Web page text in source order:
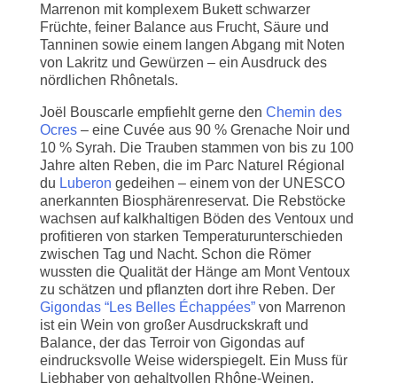
Marrenon mit komplexem Bukettschwarzer
Früchte, feiner Balance aus Frucht, Säure und
Tanninen sowie einem langen Abgang mit Noten
von Lakritz und Gewürzen – ein Ausdruck des
nördlichen Rhônetals.
Joël Bouscarle empfiehlt gerne den Chemin des
Ocres– eine Cuvée aus 90 % Grenache Noir und
10 % Syrah. Die Trauben stammen von bis zu 100
Jahre alten Reben, die im Parc Naturel Régional
du Luberon gedeihen – einem von der UNESCO
anerkannten Biosphärenreservat. Die Rebstöcke
wachsen auf kalkhaltigen Böden des Ventoux und
profitieren von starken Temperaturunterschieden
zwischen Tag und Nacht. Schon die Römer
wussten die Qualität der Hänge am Mont Ventoux
zu schätzen und pflanzten dort ihre Reben. Der
Gigondas “Les Belles Échappées”von Marrenon
ist ein Wein von großer Ausdruckskraft und
Balance, der das Terroir von Gigondas auf
eindrucksvolle Weise widerspiegelt. Ein Muss für
Liebhaber von gehaltvollen Rhône-Weinen.